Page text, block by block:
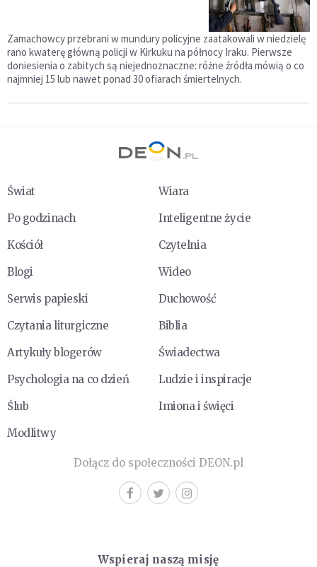
Zamachowcy przebrani w mundury policyjne zaatakowali w niedzielę
rano kwaterę główną policji w Kirkuku na północy Iraku. Pierwsze
doniesienia o zabitych są niejednoznaczne: różne źródła mówią o co
najmniej 15 lub nawet ponad 30 ofiarach śmiertelnych.
Świat
Wiara
Po godzinach
Inteligentne życie
Kościół
Czytelnia
Blogi
Wideo
Serwis papieski
Duchowość
Czytania liturgiczne
Biblia
Artykuły blogerów
Świadectwa
Psychologia na co dzień
Ludzie i inspiracje
Ślub
Imiona i święci
Modlitwy
Dołącz do społeczności DEON.pl
Wspieraj naszą misję